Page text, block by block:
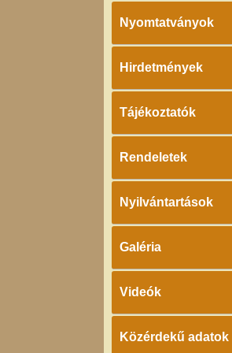
Nyomtatványok
Hirdetmények
Tájékoztatók
Rendeletek
Nyilvántartások
Galéria
Videók
Közérdekű adatok